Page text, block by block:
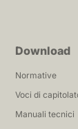
Download
Normative
Voci di
Manuali tecnici